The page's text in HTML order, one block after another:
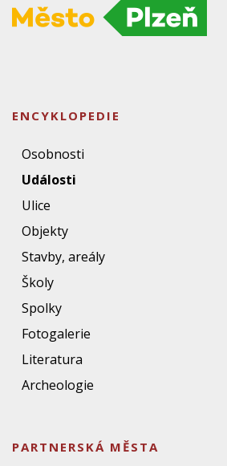
ENCYKLOPEDIE
Osobnosti
Události
Ulice
Objekty
Stavby, areály
Školy
Spolky
Fotogalerie
Literatura
Archeologie
PARTNERSKÁ MĚSTA